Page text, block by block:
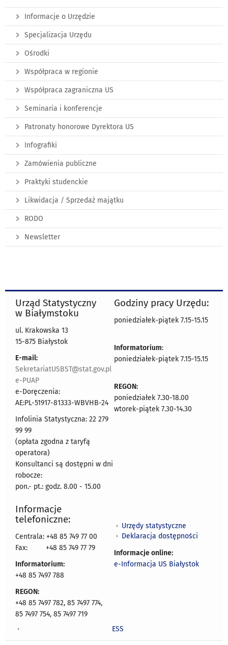
Informacje o Urzędzie
Specjalizacja Urzędu
Ośrodki
Współpraca w regionie
Współpraca zagraniczna US
Seminaria i konferencje
Patronaty honorowe Dyrektora US
Infografiki
Zamówienia publiczne
Praktyki studenckie
Likwidacja / Sprzedaż majątku
RODO
Newsletter
Urząd Statystyczny
w Białymstoku
ul. Krakowska 13
15-875 Białystok
E-mail:
SekretariatUSBST@stat.gov.pl
e-PUAP
e-Doręczenia:
AE:PL-51917-81333-WBVHB-24
Infolinia Statystyczna: 22 279
99 99
(opłata zgodna z taryfą
operatora)
Konsultanci są dostępni w dni
robocze:
pon.- pt.: godz. 8.00 - 15.00
Godziny pracy Urzędu:
poniedziałek-piątek 7.15-15.15
Informatorium:
poniedziałek-piątek 7.15-15.15
REGON:
poniedziałek 7.30-18.00
wtorek-piątek 7.30-14.30
Informacje
telefoniczne:
Centrala: +48 85 749 77 00
Fax:
+48 85 749 77 79
Informatorium:
+48 85 7497 788
REGON:
+48 85 7497 782, 85 7497 774,
85 7497 754, 85 7497 719
Urzędy statystyczne
Deklaracja dostępności
Informacje online:
e-Informacja US Białystok
ESS